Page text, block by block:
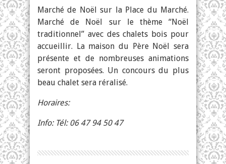
Marché de Noël sur la Place du Marché.
Marché de Noël sur le thème “Noël
traditionnel” avec des chalets bois pour
accueillir. La maison du Père Noël sera
présente et de nombreuses animations
seront proposées. Un concours du plus
beau chalet sera réralisé.
Horaires:
Info: Tél: 06 47 94 50 47